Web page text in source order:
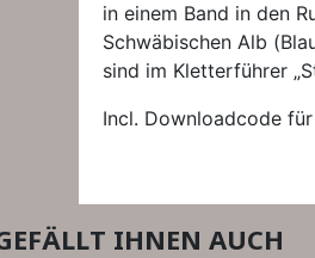
in einem Band in den
Schwäbischen Alb
sind im Kletterführer
Incl. Downloadcode
IHNEN AUCH